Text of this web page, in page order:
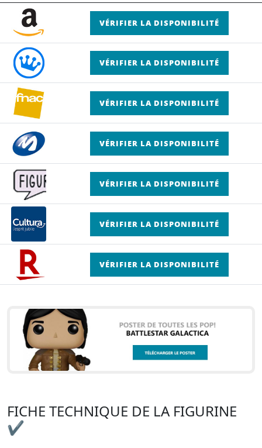
VÉRIFIER LA DISPONIBILITÉ
VÉRIFIER LA DISPONIBILITÉ
VÉRIFIER LA DISPONIBILITÉ
VÉRIFIER LA DISPONIBILITÉ
VÉRIFIER LA DISPONIBILITÉ
VÉRIFIER LA DISPONIBILITÉ
VÉRIFIER LA DISPONIBILITÉ
FICHE TECHNIQUE DE LA FIGURINE
✔